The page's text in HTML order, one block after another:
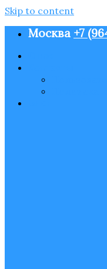
Skip to content
Москва +7